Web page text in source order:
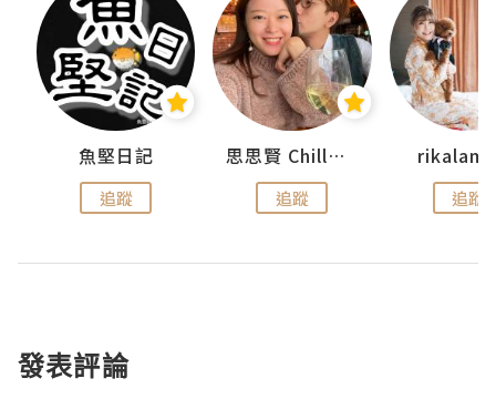
魚堅日記
追蹤
思思賢 ChillMyBabe
追蹤 追蹤
發表評論